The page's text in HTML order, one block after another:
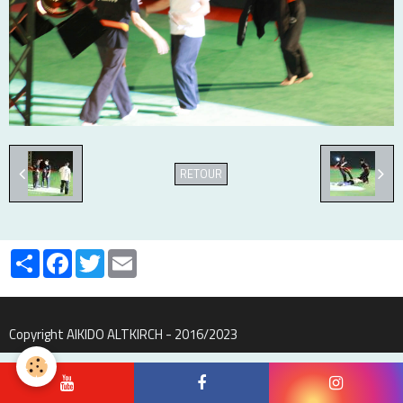
RETOUR
PartagerFacebook
Twitter
Copyright AIKIDO ALTKIRCH - 2016/2023